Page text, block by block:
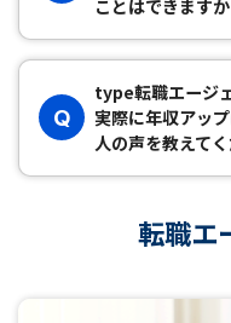
ことはできますか
Q
type転職エージ
実際に年収アッ
人の声を教えてく
転職エ